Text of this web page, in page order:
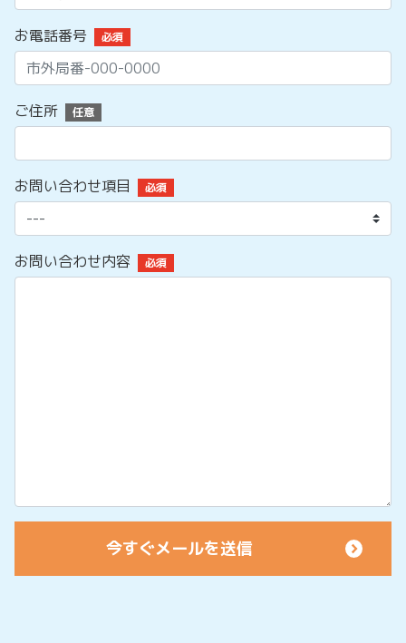
お電話番号 必須
ご住所 任意
お問い合わせ項目 必須
お問い合わせ内容 必須